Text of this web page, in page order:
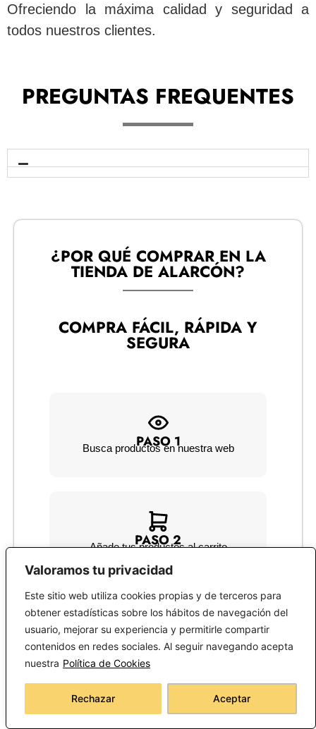
Valoramos tu privacidad
Este sitio web utiliza cookies propias y de terceros para
obtener estadísticas sobre los hábitos de navegación del
usuario, mejorar su experiencia y permitirle compartir
contenidos en redes sociales. Al seguir navegando acepta
nuestra Política de Cookies
Rechazar Aceptar
Ofreciendo la máxima calidad y seguridad a
todos nuestros clientes.
PREGUNTAS FREQUENTES
¿POR QUÉ COMPRAR EN LA
TIENDA DE ALARCÓN?​
COMPRA FÁCIL, RÁPIDA Y
SEGURA
PASO 1
Busca productos en nuestra web
PASO 2
Añade tus productos al carrito
PASO 3
Rellene tus datos personales